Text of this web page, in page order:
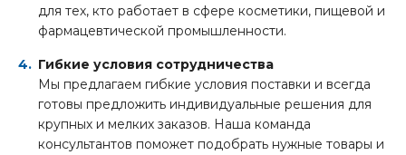
для тех, кто работает в сфере косметики, пищевой и
фармацевтической промышленности.
Гибкие условия сотрудничества
Мы предлагаем гибкие условия поставки и всегда
готовы предложить индивидуальные решения для
крупных и мелких заказов. Наша команда
консультантов поможет подобрать нужные товары и